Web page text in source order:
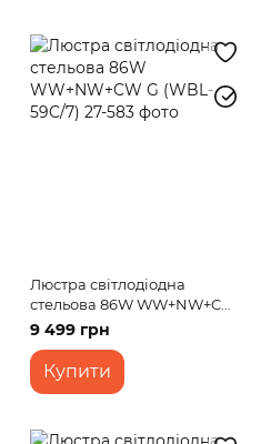
Люстра світлодіодна
стельова 86W WW+NW+CW
G (WBL-59C/7)
9 499 грн
Купити